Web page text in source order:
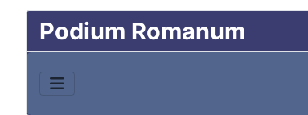
Podium Romanum